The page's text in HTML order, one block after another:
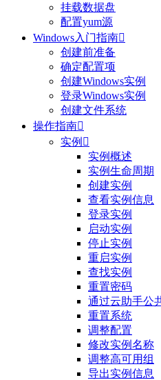
挂载数据盘
配置yum源
Windows入门指南
创建前准备
确定配置项
创建Windows实例
登录Windows实例
创建文件系统
操作指南
实例 
实例概述
实例生命周期
创建实例
查看实例信息
登录实例
启动实例
停止实例
重启实例
查找实例
重置密码
通过云助手公
重置系统
调整配置
修改实例名称
调整高可用组
导出实例信息